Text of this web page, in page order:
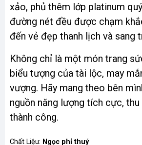
xảo, phủ thêm lớp platinum
đường nét đều được chạm
đến vẻ đẹp thanh lịch và sang
Không chỉ là một món trang
biểu tượng của tài lộc, may
vượng. Hãy mang theo bên
nguồn năng lượng tích cực,
thành công.
Chất Liệu: Ngọc phỉ thuý